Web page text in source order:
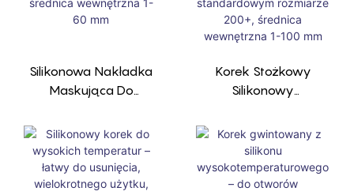
Silikonowa Nakładka
Maskująca Do
– 600°F+,
Wielokrotnego Użytku
+ Dostępny Rozmiar
200+, Średnica
Korek Stożkowy
Silikonowy
Y – 600°F+,
Wielokrotnego
Użytku+Dostępny W
Standardowym